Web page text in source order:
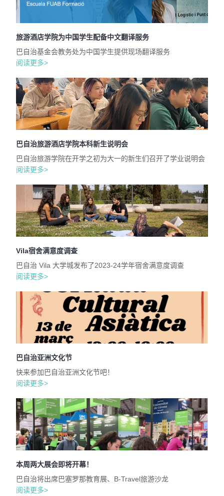
旅游酒店学院为中国学生配备中文翻译服务
巴自治基金会教务处为中国学生提供现场翻译服务
阅读更多>
巴自治旅游酒店学院本科新生说明会
巴自治旅游学院在开学之初为大一的新生们召开了学业说明会
阅读更多>
Vila宿舍满意度调查
巴自治 Vila 大学城发布了2023-24学年宿舍满意度调查
阅读更多>
巴自治亚洲文化节
快来参加巴自治亚洲文化节吧！
阅读更多>
本周两大展会即将开幕！
巴自治将出席巴塞罗那教育展、B-Travel旅游沙龙
阅读更多>